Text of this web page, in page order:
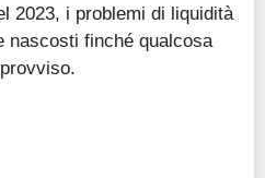
2023, i problemi di liquidità
nascosti finché qualcosa